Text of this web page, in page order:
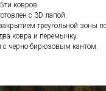
ковров.
с 3D лапой.
треугольной зоны
ковра и перемычку.
с черно-бирюзовым кантом.